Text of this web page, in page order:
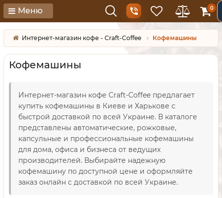
Меню 0
Интернет-магазин кофе - Craft-Coffee Кофемашины
Кофемашины
Интернет-магазин кофе Craft-Coffee предлагает
купить кофемашины в Киеве и Харькове с
быстрой доставкой по всей Украине. В каталоге
представлены автоматические, рожковые,
капсульные и профессиональные кофемашины
для дома, офиса и бизнеса от ведущих
производителей. Выбирайте надежную
кофемашину по доступной цене и оформляйте
заказ онлайн с доставкой по всей Украине.